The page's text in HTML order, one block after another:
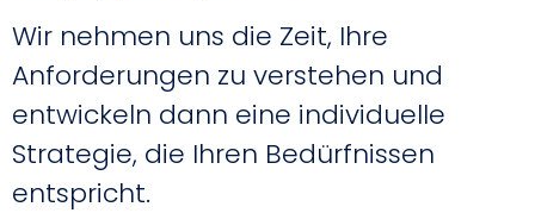
Wir nehmen uns die Zeit, Ihre
Anforderungen zu verstehen und
entwickeln dann eine individuelle
Strategie, die Ihren Bedürfnissen
entspricht.